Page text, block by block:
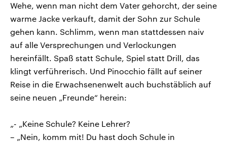
Wehe, wenn man nicht dem Vater gehorcht, der seine
warme Jacke verkauft, damit der Sohn zur Schule
gehen kann. Schlimm, wenn man stattdessen naiv
auf alle Versprechungen und Verlockungen
hereinfällt. Spaß statt Schule, Spiel statt Drill, das
klingt verführerisch. Und Pinocchio fällt auf seiner
Reise in die Erwachsenenwelt auch buchstäblich auf
seine neuen „Freunde“ herein:
„- „Keine Schule? Keine Lehrer?
– „Nein, komm mit! Du hast doch Schule in